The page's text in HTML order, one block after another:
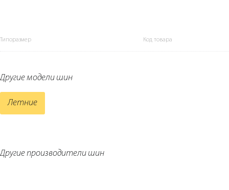
Типоразмер Код товара
Другие модели шин
Летние
Другие производители шин